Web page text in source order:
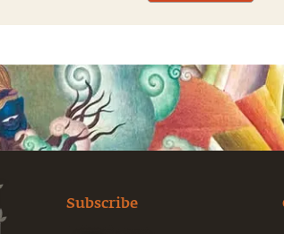
Subscribe